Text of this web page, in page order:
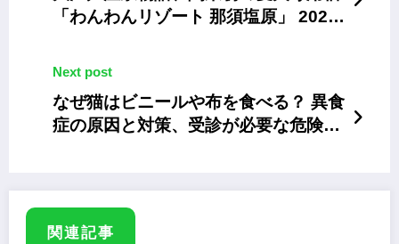
「わんわんリゾート 那須塩原」 2026
Next post
なぜ猫はビニールや布を食べる？ 異食
症の原因と対策、受診が必要な危険サ
関連記事